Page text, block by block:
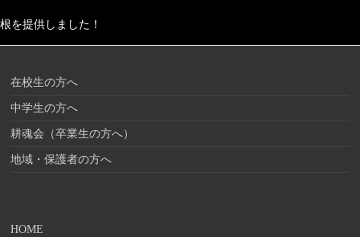
根を提供しました！
在校生の方へ
中学生の方へ
耕魂会（卒業生の方へ）
地域・保護者の方へ
HOME